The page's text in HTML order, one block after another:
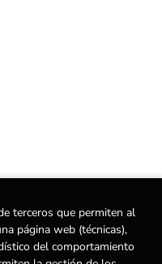
terceros que permiten al
página web (técnicas),
del comportamiento